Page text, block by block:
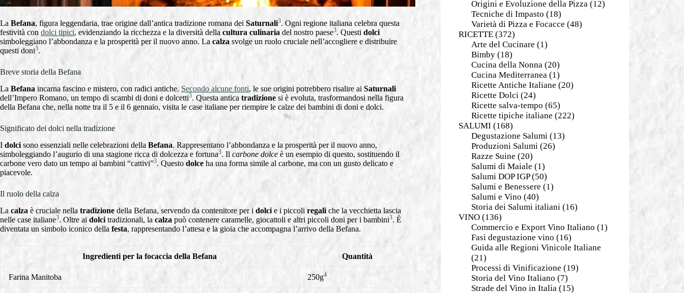
La Befana, figura leggendaria, trae origine dall’antica tradizione romana dei Saturnali3. Ogni regione italiana celebra questa
festività con dolci tipici, evidenziando la ricchezza e la diversità della cultura culinaria del nostro paese3. Questi dolci
simboleggiano l’abbondanza e la prosperità per il nuovo anno. La calza svolge un ruolo cruciale nell’accogliere e distribuire
questi doni3.
Breve storia della Befana
La Befana incarna fascino e mistero, con radici antiche. Secondo alcune fonti, le sue origini potrebbero risalire ai Saturnali
dell’Impero Romano, un tempo di scambi di doni e dolcetti3. Questa antica tradizione si è evoluta, trasformandosi nella figura
della Befana che, nella notte tra il 5 e il 6 gennaio, visita le case italiane per riempire le calze dei bambini di doni e dolci.
Significato dei dolci nella tradizione
I dolci sono essenziali nelle celebrazioni della Befana. Rappresentano l’abbondanza e la prosperità per il nuovo anno,
simboleggiando l’augurio di una stagione ricca di dolcezza e fortuna3. Il carbone dolce è un esempio di questo, sostituendo il
carbone vero dato un tempo ai bambini “cattivi”3. Questo dolce ha una forma simile al carbone, ma con un gusto delicato e
piacevole.
Il ruolo della calza
La calza è cruciale nella tradizione della Befana, servendo da contenitore per i dolci e i piccoli regali che la vecchietta lascia
nelle case italiane3. Oltre ai dolci tradizionali, la calza può contenere caramelle, giocattoli e altri piccoli doni per i bambini3. È
diventata un simbolo iconico della festa, rappresentando l’attesa e la gioia che accompagna l’arrivo della Befana.
Ingredienti per la focaccia della Befana Quantità
Farina Manitoba 250g4
Origini e Evoluzione della Pizza (12)
Tecniche di Impasto (18)
Varietà di Pizza e Focacce (48)
RICETTE(372)
Arte del Cucinare (1)
Bimby(18)
Cucina della Nonna (20)
Cucina Mediterranea (1)
Ricette Antiche Italiane (20)
Ricette Dolci (24)
Ricette salva-tempo (65)
Ricette tipiche italiane (222)
SALUMI (168)
Degustazione Salumi (13)
Produzioni Salumi (26)
Razze Suine (20)
Salumi di Maiale (1)
Salumi DOP IGP(50)
Salumi e Benessere (1)
Salumi e Vino (40)
Storia dei Salumi italiani (16)
VINO(136)
Commercio e Export Vino Italiano (1)
Fasi degustazione vino (16)
Guida alle Regioni Vinicole Italiane
(21)
Processi di Vinificazione (19)
Storia del Vino Italiano (7)
Strade del Vino in Italia (15)